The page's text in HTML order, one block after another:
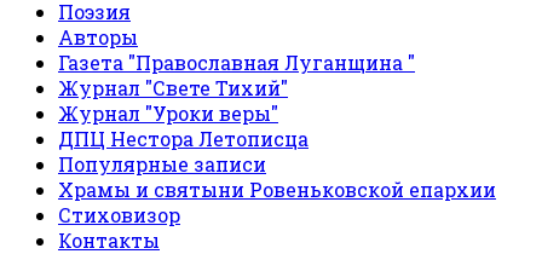
Поэзия
Авторы
Газета "Православная Луганщина "
Журнал "Свете Тихий"
Журнал "Уроки веры"
ДПЦ Нестора Летописца
Популярные записи
Храмы и святыни Ровеньковской епархии
Стиховизор
Контакты